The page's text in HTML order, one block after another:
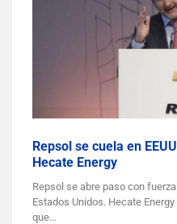
Repsol se cuela en
Hecate Energy
Repsol se abre paso con
Estados Unidos. Hecate
que…